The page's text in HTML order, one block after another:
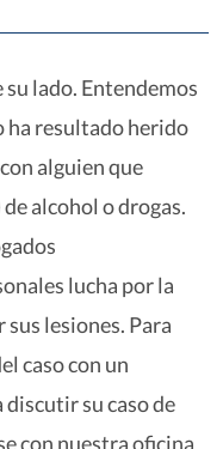
su lado. Entendemos
ha resultado herido
alguien que
alcohol o drogas.
lucha por la
lesiones. Para
caso con un
su caso de
con nuestra oficina